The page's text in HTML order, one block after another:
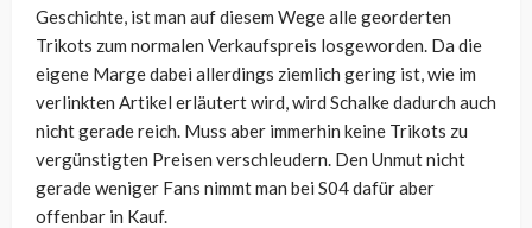
Geschichte, ist man auf diesem Wege alle georderten
Trikots zum normalen Verkaufspreis losgeworden. Da die
eigene Marge dabei allerdings ziemlich gering ist, wie im
verlinkten Artikel erläutert wird, wird Schalke dadurch auch
nicht gerade reich. Muss aber immerhin keine Trikots zu
vergünstigten Preisen verschleudern. Den Unmut nicht
gerade weniger Fans nimmt man bei S04 dafür aber
offenbar in Kauf.